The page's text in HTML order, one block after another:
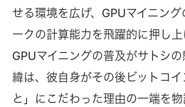
せる環境を広げ、GPUマイニン
ークの計算能力を飛躍的に押し上
GPUマイニングの普及がサトシ
緯は、彼自身がその後ビットコ
と」にこだわった理由の一端を